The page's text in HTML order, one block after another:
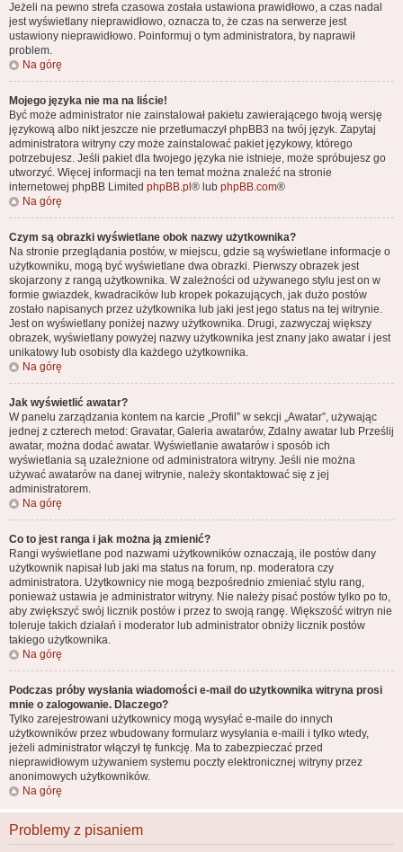
Jeżeli na pewno strefa czasowa została ustawiona prawidłowo, a czas nadal
jest wyświetlany nieprawidłowo, oznacza to, że czas na serwerze jest
ustawiony nieprawidłowo. Poinformuj o tym administratora, by naprawił
problem.
Na górę
Mojego języka nie ma na liście!
Być może administrator nie zainstalował pakietu zawierającego twoją wersję
językową albo nikt jeszcze nie przetłumaczył phpBB3 na twój język. Zapytaj
administratora witryny czy może zainstalować pakiet językowy, którego
potrzebujesz. Jeśli pakiet dla twojego języka nie istnieje, może spróbujesz go
utworzyć. Więcej informacji na ten temat można znaleźć na stronie
internetowej phpBB Limited phpBB.pl ® lub phpBB.com®
Na górę
Czym są obrazki wyświetlane obok nazwy użytkownika?
Na stronie przeglądania postów, w miejscu, gdzie są wyświetlane informacje o
użytkowniku, mogą być wyświetlane dwa obrazki. Pierwszy obrazek jest
skojarzony z rangą użytkownika. W zależności od używanego stylu jest on w
formie gwiazdek, kwadracików lub kropek pokazujących, jak dużo postów
zostało napisanych przez użytkownika lub jaki jest jego status na tej witrynie.
Jest on wyświetlany poniżej nazwy użytkownika. Drugi, zazwyczaj większy
obrazek, wyświetlany powyżej nazwy użytkownika jest znany jako awatar i jest
unikatowy lub osobisty dla każdego użytkownika.
Na górę
Jak wyświetlić awatar?
W panelu zarządzania kontem na karcie „Profil” w sekcji „Awatar”, używając
jednej z czterech metod: Gravatar, Galeria awatarów, Zdalny awatar lub Prześlij
awatar, można dodać awatar. Wyświetlanie awatarów i sposób ich
wyświetlania są uzależnione od administratora witryny. Jeśli nie można
używać awatarów na danej witrynie, należy skontaktować się z jej
administratorem.
Na górę
Co to jest ranga i jak można ją zmienić?
Rangi wyświetlane pod nazwami użytkowników oznaczają, ile postów dany
użytkownik napisał lub jaki ma status na forum, np. moderatora czy
administratora. Użytkownicy nie mogą bezpośrednio zmieniać stylu rang,
ponieważ ustawia je administrator witryny. Nie należy pisać postów tylko po to,
aby zwiększyć swój licznik postów i przez to swoją rangę. Większość witryn nie
toleruje takich działań i moderator lub administrator obniży licznik postów
takiego użytkownika.
Na górę
Podczas próby wysłania wiadomości e-mail do użytkownika witryna prosi
mnie o zalogowanie. Dlaczego?
Tylko zarejestrowani użytkownicy mogą wysyłać e-maile do innych
użytkowników przez wbudowany formularz wysyłania e-maili i tylko wtedy,
jeżeli administrator włączył tę funkcję. Ma to zabezpieczać przed
nieprawidłowym używaniem systemu poczty elektronicznej witryny przez
anonimowych użytkowników.
Na górę
Problemy z pisaniem